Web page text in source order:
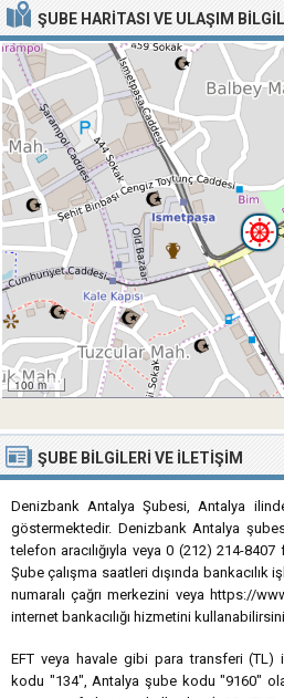
ŞUBE HARITASI VE ULAŞIM
100 m
ŞUBE BILGILERI VE İLETIŞIM
Denizbank Antalya Şubesi, Antalya
göstermektedir. Denizbank Antalya
telefon aracılığıyla veya 0 (212) 214-
Şube çalışma saatleri dışında bankacılık
numaralı çağrı merkezini veya https://
internet bankacılığı hizmetini
EFT veya havale gibi para transferi
kodu "134", Antalya şube kodu "9160"